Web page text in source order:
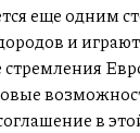
еще одним
и
в